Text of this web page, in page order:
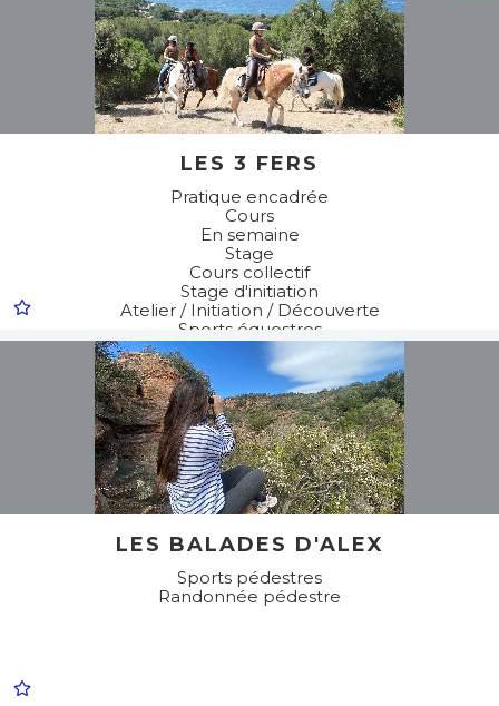
LES 3 FERS
Pratique encadrée
Cours
En semaine
Stage
Cours collectif
Stage d'initiation
Atelier / Initiation / Découverte
Sports équestres
Poney
Equitation
Randonnée équestre
LES BALADES D'ALEX
Sports pédestres
Randonnée pédestre